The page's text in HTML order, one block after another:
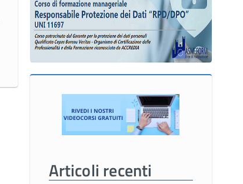
Articoli recenti